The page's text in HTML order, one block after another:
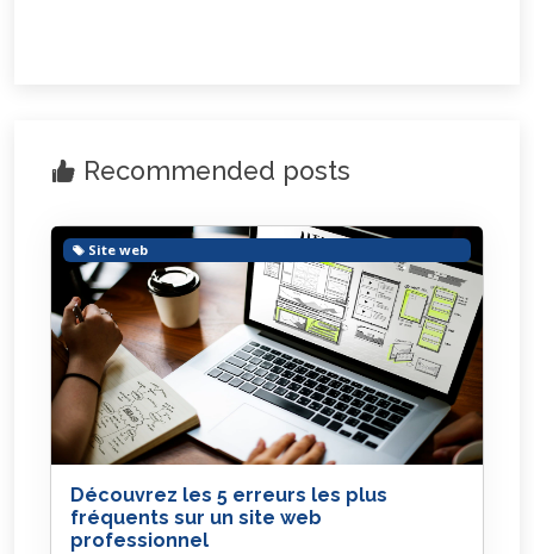
Recommended posts
Découvrez les 5 erreurs les plus
fréquents sur un site web
professionnel
Site web